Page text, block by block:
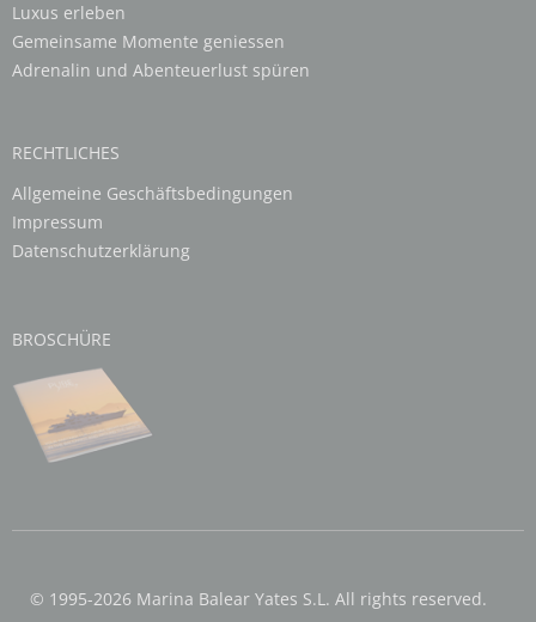
Luxus erleben
Gemeinsame Momente geniessen
Adrenalin und Abenteuerlust spüren
RECHTLICHES
Allgemeine Geschäftsbedingungen
Impressum
Datenschutzerklärung
BROSCHÜRE
© 1995-2026 Marina Balear Yates S.L. All rights reserved.